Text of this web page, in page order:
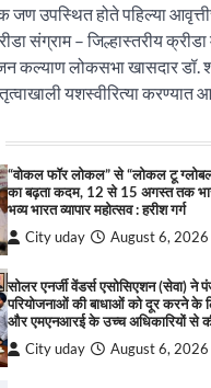
उपस्थित होते पहिल्या
संग्राम – जिल्हास्तरीय क्रीडा
कल्याण लोकसभा खासदार डॉ.
यशस्वीरित्या करण्यात
City uday August 6, 2026
इंडियन नेशनल थियेटर द्वारा 9 अगस्त को
संगीत संध्या 2026’ का आयोजन
“वोकल फॉर लोकल” से “लोकल टू
का बढ़ता कदम, 12 से 15 अगस्त तक
भव्य भारत व्यापार महोत्सव : हरीश गर्ग
City uday August 6, 2026
सोलर एनर्जी वेंडर्स एसोसिएशन (सेवा) ने
परियोजनाओं की बाधाओं को दूर करने के
और एमएनआरई के उच्च अधिकारियों से
City uday August 6, 2026
पारस हेल्थ पंचकूला ने ‘तिरंगा यात्रा
आयाम
City uday August 13, 2025
सरकारी आदर्श उच्च विद्यालय, सैक्टर 34-
कार्यक्रम आयोजित
City uday August 6, 2025